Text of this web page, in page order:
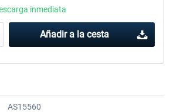
inmediata
Añadir a la cesta
AS15560